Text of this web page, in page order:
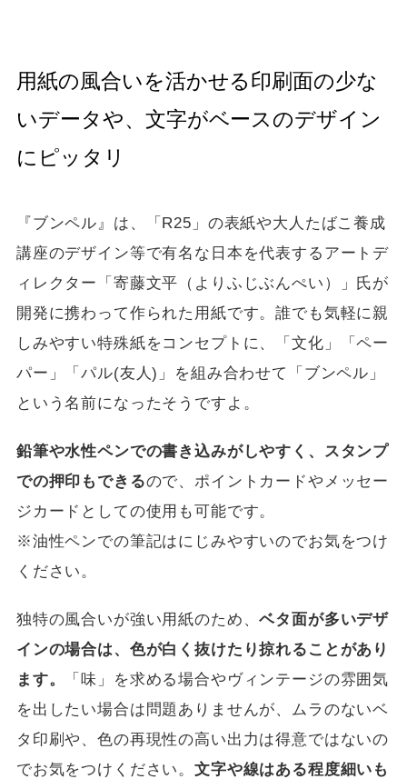
用紙の風合いを活かせる印刷面の少な
いデータや、文字がベースのデザイン
にピッタリ
『ブンペル』は、「R25」の表紙や大人たばこ養成
講座のデザイン等で有名な日本を代表するアートデ
ィレクター「寄藤文平（よりふじぶんぺい）」氏が
開発に携わって作られた用紙です。誰でも気軽に親
しみやすい特殊紙をコンセプトに、「文化」「ペー
パー」「パル(友人)」を組み合わせて「ブンペル」
という名前になったそうですよ。
鉛筆や水性ペンでの書き込みがしやすく、スタンプ
での押印もできるので、ポイントカードやメッセー
ジカードとしての使用も可能です。
※油性ペンでの筆記はにじみやすいのでお気をつけ
ください。
独特の風合いが強い用紙のため、ベタ面が多いデザ
インの場合は、色が白く抜けたり掠れることがあり
ます。
「味」を求める場合やヴィンテージの雰囲気
を出したい場合は問題ありませんが、ムラのないベ
タ印刷や、色の再現性の高い出力は得意ではないの
でお気をつけください。文字や線はある程度細いも